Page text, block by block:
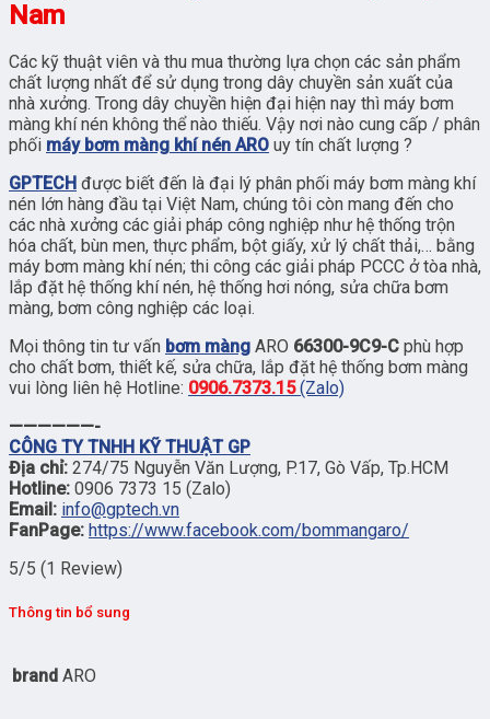
Nam
Các kỹ thuật viên và thu mua thường lựa chọn các sản phẩm
chất lượng nhất để sử dụng trong dây chuyền sản xuất của
nhà xưởng. Trong dây chuyền hiện đại hiện nay thì máy bơm
màng khí nén không thể nào thiếu. Vậy nơi nào cung cấp / phân
phối máy bơm màng khí nén ARO uy tín chất lượng ?
GPTECH được biết đến là đại lý phân phối máy bơm màng khí
nén lớn hàng đầu tại Việt Nam, chúng tôi còn mang đến cho
các nhà xưởng các giải pháp công nghiệp như hệ thống trộn
hóa chất, bùn men, thực phẩm, bột giấy, xử lý chất thải,… bằng
máy bơm màng khí nén; thi công các giải pháp PCCC ở tòa nhà,
lắp đặt hệ thống khí nén, hệ thống hơi nóng, sửa chữa bơm
màng, bơm công nghiệp các loại.
Mọi thông tin tư vấn bơm màng ARO 66300-9C9-C phù hợp
cho chất bơm, thiết kế, sửa chữa, lắp đặt hệ thống bơm màng
vui lòng liên hệ Hotline: 0906.7373.15(Zalo)
——————-
CÔNG TY TNHH KỸ THUẬT GP
Địa chỉ: 274/75 Nguyễn Văn Lượng, P.17, Gò Vấp, Tp.HCM
Hotline: 0906 7373 15 (Zalo)
Email: info@gptech.vn
FanPage: https://www.facebook.com/bommangaro/
5/5 (1 Review)
Thông tin bổ sung
brand ARO